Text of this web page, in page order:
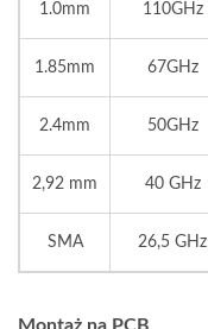
1.0mm 110GHz
1.85mm 67GHz
2.4mm 50GHz
2,92 mm 40 GHz
SMA 26,5 GHz